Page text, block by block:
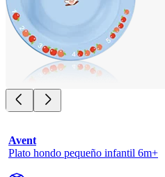
Avent
Plato hondo pequeño infantil 6m+